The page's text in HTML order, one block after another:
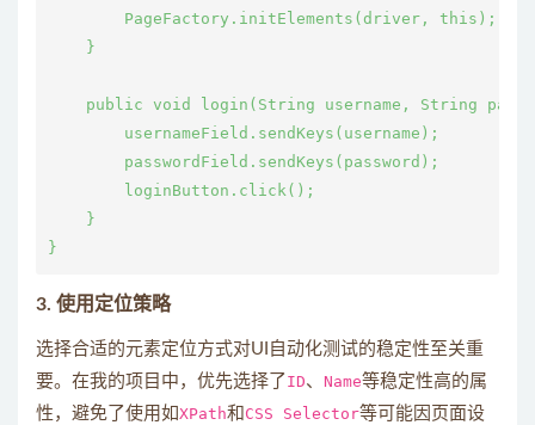
        PageFactory.initElements(driver, this);
    }
public void login(String username, String
        usernameField.sendKeys(username);
        passwordField.sendKeys(password);
        loginButton.click();
    }
3. 使用定位策略
选择合适的元素定位方式对UI自动化测试的稳定性至关重
要。在我的项目中，优先选择了 ID、 Name等稳定性高的属
性，避免了使用如XPath和 CSS Selector等可能因页面设